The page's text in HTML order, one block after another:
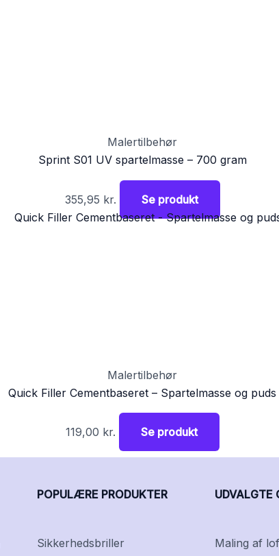
Malertilbehør
Sprint S01 UV spartelmasse – 700 gram
355,95 kr. Se produkt
Malertilbehør
Quick Filler Cementbaseret – Spartelmasse og puds
119,00 kr. Se produkt
POPULÆRE PRODUKTER
Sikkerhedsbriller
UDVALGTE
Maling af